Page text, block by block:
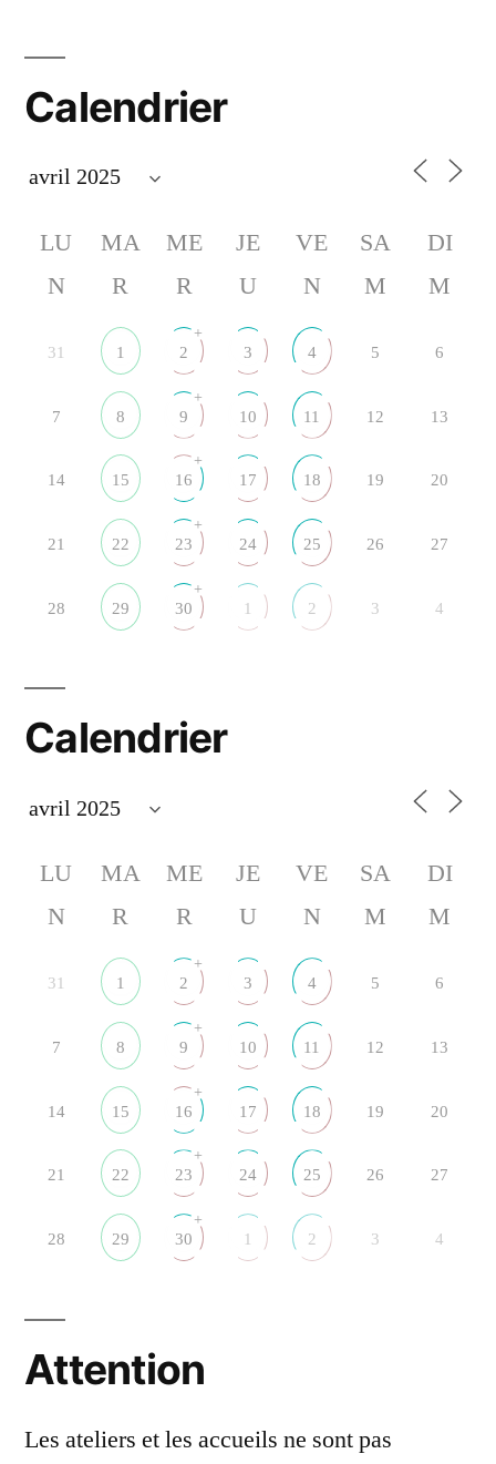
Calendrier
LU
N
MA
R
ME
R
JE
U
VE
N
SA
M
DI
M
31 1 2
+
3 4 5 6
7 8 9
+
10 11 12 13
14 15 16
+
17 18 19 20
21 22 23
+
24 25 26 27
28 29 30
+
1 2 3 4
Calendrier
LU
N
MA
R
ME
R
JE
U
VE
N
SA
M
DI
M
31 1 2
+
3 4 5 6
7 8 9
+
10 11 12 13
14 15 16
+
17 18 19 20
21 22 23
+
24 25 26 27
28 29 30
+
1 2 3 4
Attention
Les ateliers et les accueils ne sont pas